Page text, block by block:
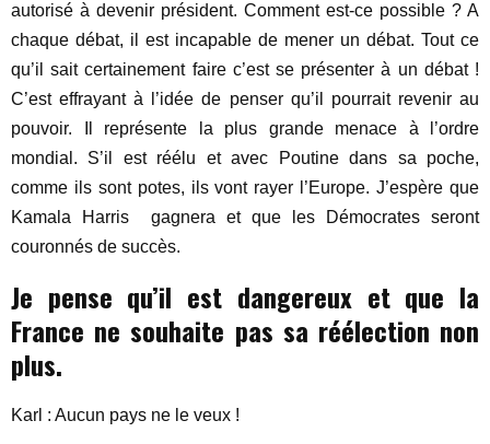
autorisé à devenir président. Comment est-ce possible ? A
chaque débat, il est incapable de mener un débat. Tout ce
qu’il sait certainement faire c’est se présenter à un débat !
C’est effrayant à l’idée de penser qu’il pourrait revenir au
pouvoir. Il représente la plus grande menace à l’ordre
mondial. S’il est réélu et avec Poutine dans sa poche,
comme ils sont potes, ils vont rayer l’Europe. J’espère que
Kamala Harris gagnera et que les Démocrates seront
couronnés de succès.
Je pense qu’il est dangereux et que la
France ne souhaite pas sa réélection non
plus.
Karl : Aucun pays ne le veux !